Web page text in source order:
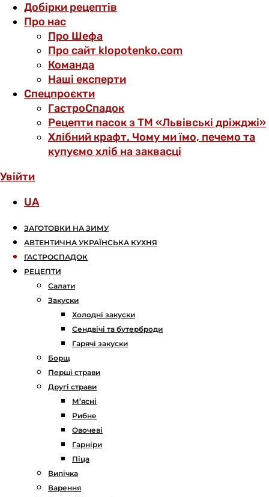
Добірки рецептів
Про нас
Про Шефа
Про сайт klopotenko.com
Команда
Наші експерти
Спецпроєкти
ГастроСпадок
Рецепти пасок з ТМ «Львівські дріжджі»
Хлібний крафт. Чому ми їмо, печемо та
купуємо хліб на заквасці
Увійти
UA
ЗАГОТОВКИ НА ЗИМУ
АВТЕНТИЧНА УКРАЇНСЬКА КУХНЯ
ГАСТРОСПАДОК
РЕЦЕПТИ
Салати
Закуски
Холодні закуски
Сендвічі та бутерброди
Гарячі закуски
Борщ
Перші страви
Другі страви
М’ясні
Рибне
Овочеві
Гарніри
Піца
Випічка
Варення